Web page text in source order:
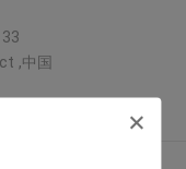
,中国